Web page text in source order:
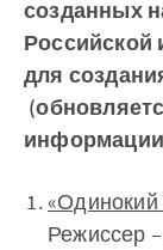
созданных
для
информации
«Одинокий
Режиссер